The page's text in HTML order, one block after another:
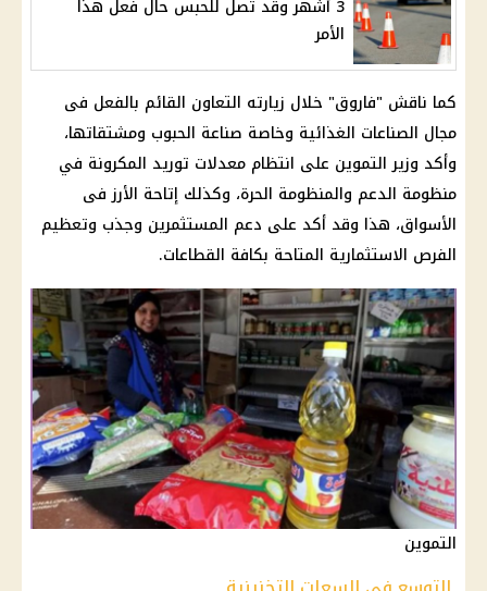
3 أشهر وقد تصل للحبس حال فعل هذا
الأمر
كما ناقش "فاروق" خلال زيارته التعاون القائم بالفعل فى
مجال الصناعات الغذائية وخاصة صناعة الحبوب ومشتقاتها،
وأكد وزير التموين على انتظام معدلات توريد المكرونة في
منظومة الدعم والمنظومة الحرة، وكذلك إتاحة الأرز فى
الأسواق، هذا وقد أكد على دعم المستثمرين وجذب وتعظيم
الفرص الاستثمارية المتاحة بكافة القطاعات.
التموين